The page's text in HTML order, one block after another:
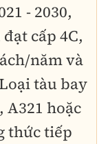
- 2030,
cấp 4C,
năm và
tàu bay
A321 hoặc
thức tiếp